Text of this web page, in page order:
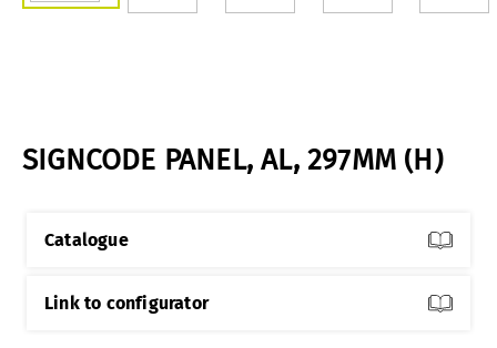
SIGNCODE PANEL, AL, 297MM (H)
Catalogue
Link to configurator